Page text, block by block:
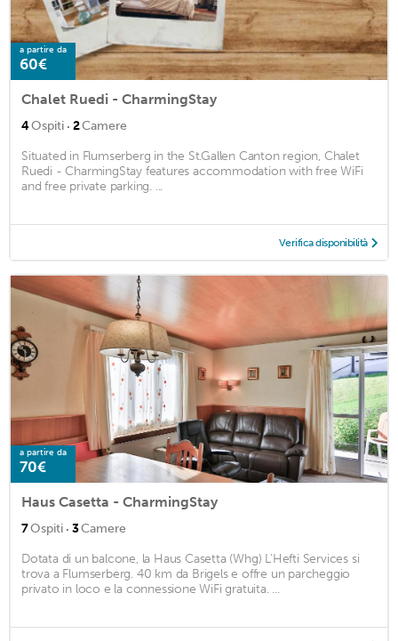
a partire da
60€
Chalet Ruedi - CharmingStay
4Ospiti · 2Camere
Situated in Flumserberg in the St.Gallen Canton region, Chalet
Ruedi - CharmingStay features accommodation with free WiFi
and free private parking. ...
Verifica disponibilità
a partire da
70€
Haus Casetta - CharmingStay
7Ospiti · 3Camere
Dotata di un balcone, la Haus Casetta (Whg) L'Hefti Services si
trova a Flumserberg. 40 km da Brigels e offre un parcheggio
privato in loco e la connessione WiFi gratuita. ...